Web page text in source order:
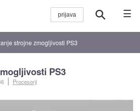
☰
strojne zmogljivosti PS3
PS3
Procesorji